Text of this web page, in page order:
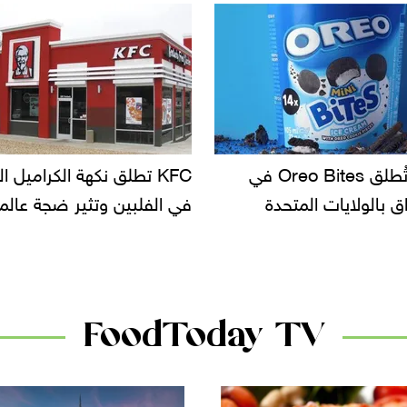
KFC تطلق نكهة الكراميل المملح
وتثير ضجة عالمية
دعوات للتحقيق في أسباب
سحب بعض ألبان الأطفال
FoodToday TV